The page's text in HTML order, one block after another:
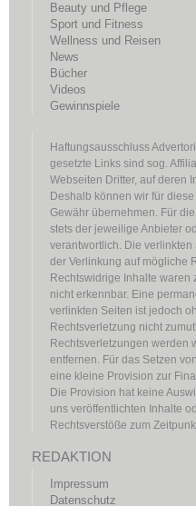
Beauty und Pflege
Sport und Fitness
Wellness und Reisen
News
Bücher
Videos
Gewinnspiele
Haftungsausschluss
gesetzte Links sind sog.
Webseiten Dritter, auf deren
Deshalb können wir für
Gewähr übernehmen. Für
stets der jeweilige Anbieter
verantwortlich. Die
der Verlinkung auf mögliche
Rechtswidrige Inhalte waren
nicht erkennbar. Eine
verlinkten Seiten ist jedoch
Rechtsverletzung nicht
Rechtsverletzungen werden
entfernen. Für das Setzen
eine kleine Provision zur
Die Provision hat keine
uns veröffentlichten Inhalte
Rechtsverstöße zum
REDAKTION
Impressum
Datenschutz